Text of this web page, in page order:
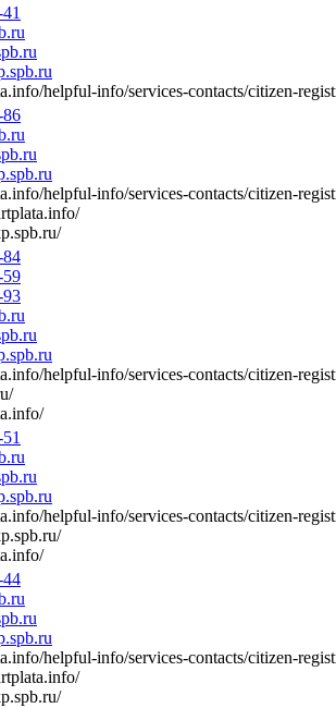
helpful-info/services-contacts/citizen-
86
helpful-info/services-contacts/citizen-
84
59
93
helpful-info/services-contacts/citizen-
helpful-info/services-contacts/citizen-
44
helpful-info/services-contacts/citizen-